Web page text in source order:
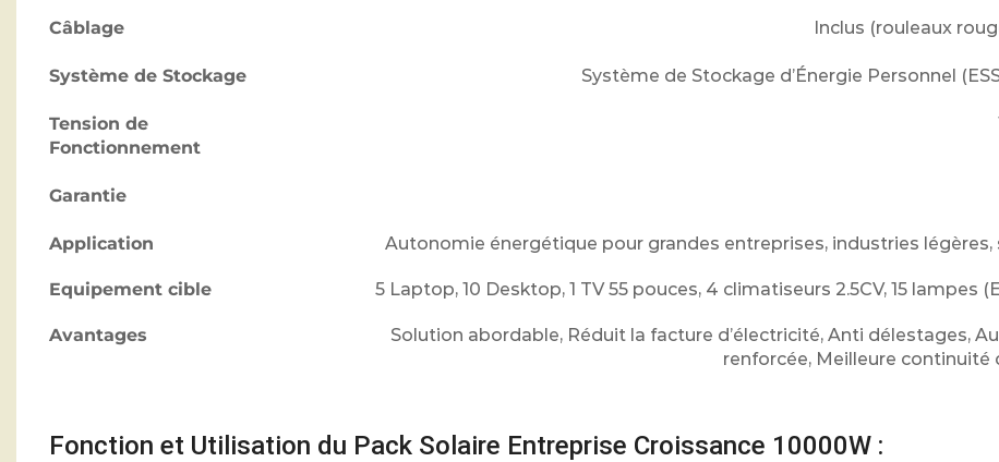
Câblage Inclus (rouleaux
Système de Stockage Système de Stockage d’Énergie Personnel
Tension de
Fonctionnement
Garantie
Application
Equipement cible
Avantages
Autonomie énergétique pour grandes entreprises, industries légères,
5 Laptop, 10 Desktop, 1 TV 55 pouces, 4 climatiseurs 2.5CV, 15 lampes
Solution abordable, Réduit la facture d’électricité, Anti délestages,
renforcée, Meilleure continuité
Fonction et Utilisation du Pack Solaire Entreprise Croissance 10000W :